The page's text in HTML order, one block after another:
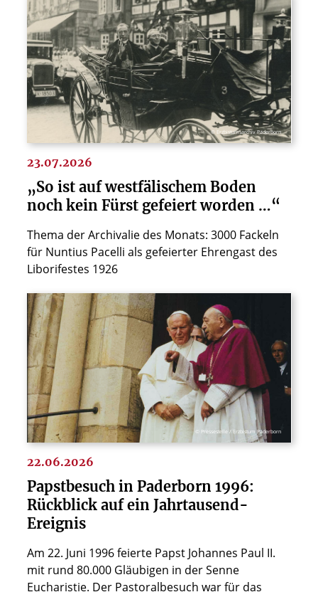
© Erzbistumsarchiv Paderborn
23.07.2026
„So ist auf westfälischem Boden
noch kein Fürst gefeiert worden …“
Thema der Archivalie des Monats: 3000 Fackeln
für Nuntius Pacelli als gefeierter Ehrengast des
Liborifestes 1926
© Pressestelle / Erzbistum Paderborn
22.06.2026
Papstbesuch in Paderborn 1996:
Rückblick auf ein Jahrtausend-
Ereignis
Am 22. Juni 1996 feierte Papst Johannes Paul II.
mit rund 80.000 Gläubigen in der Senne
Eucharistie. Der Pastoralbesuch war für das